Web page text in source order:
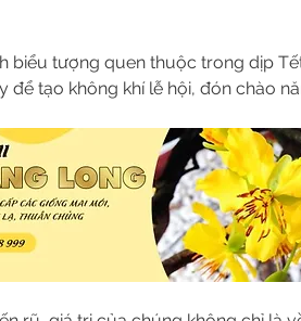
biểu tượng quen thuộc trong dịp
tạo không khí lễ hội, đón chào